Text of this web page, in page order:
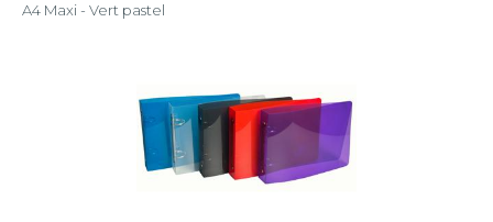
A4 Maxi - Vert pastel